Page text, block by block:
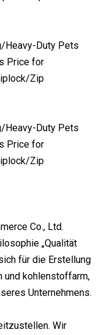
Co., Ltd.
„Qualität
für die Erstellung
und kohlenstoffarm,
Unternehmens.
Wir